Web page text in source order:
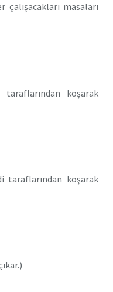
masaları
koşarak
taraflarından koşarak